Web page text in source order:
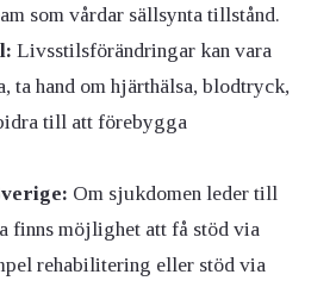
som vårdar sällsynta tillstånd.
Livsstilsförändringar kan vara
ta hand om hjärthälsa, blodtryck,
till att förebygga
Om sjukdomen leder till
finns möjlighet att få stöd via
rehabilitering eller stöd via